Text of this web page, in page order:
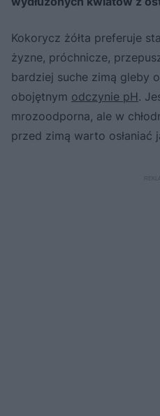
Kokorycz żółta preferuje
żyzne, próchnicze,
bardziej suche zimą gleby
obojętnym odczynie pH.
mrozoodporna, ale w
przed zimą warto osłaniać